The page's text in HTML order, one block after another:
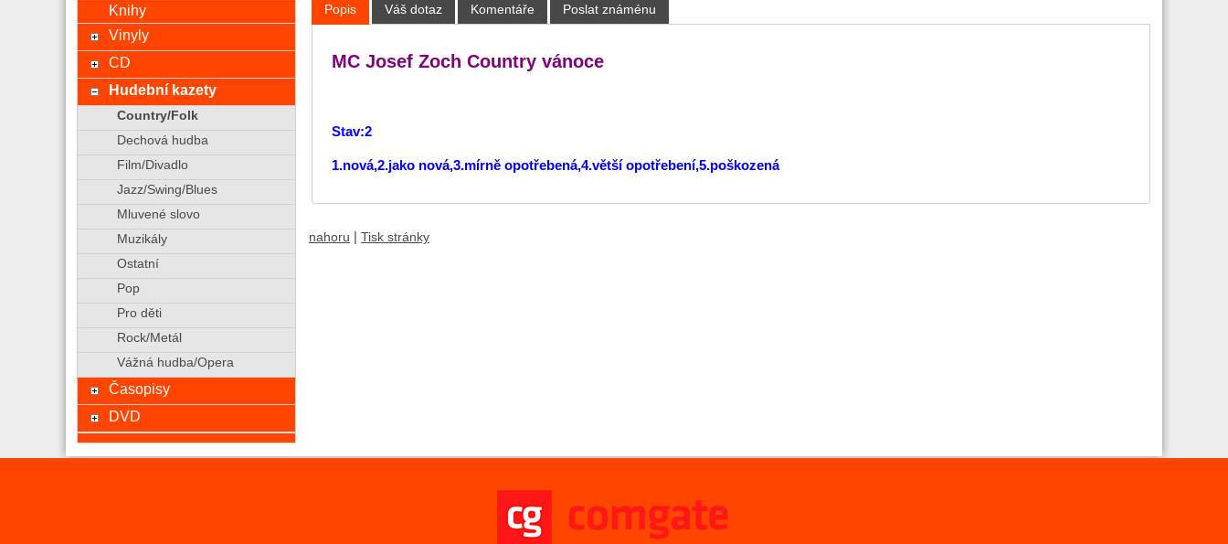
Popis Váš dotaz Komentáře Poslat známénu
MC Josef Zoch Country vánoce
Stav:2
1.nová,2.jako nová,3.mírně opotřebená,4.větší opotřebení,5.poškozená
nahoru Tisk stránky
Knihy
Vinyly
CD
Hudební kazety
Country/Folk
Dechová hudba
Film/Divadlo
Jazz/Swing/Blues
Mluvené slovo
Muzikály
Ostatní
Pop
Pro děti
Rock/Metál
Vážná hudba/Opera
Časopisy
DVD